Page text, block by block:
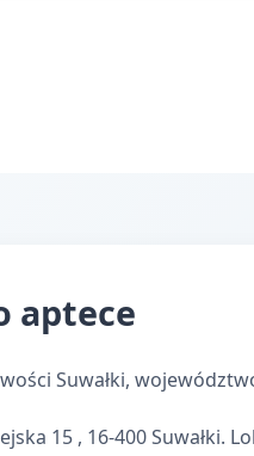
aptece
Suwałki,
15 , 16-400 Suwałki.